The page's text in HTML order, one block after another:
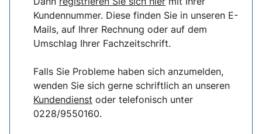
Kundennummer. Diese finden Sie in unseren E-
Mails, auf Ihrer Rechnung oder auf dem
Umschlag Ihrer Fachzeitschrift.
Falls Sie Probleme haben sich anzumelden,
wenden Sie sich gerne schriftlich an unseren
Kundendienst oder telefonisch unter
0228/9550160.